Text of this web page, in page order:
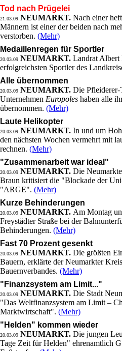
Tod nach Prügelei
21.03.09 NEUMARKT. Nach einer
Männern ist einer der beiden nach
verstorben. (Mehr)
Medaillenregen für Sportler
20.03.09 NEUMARKT. Landrat Albert
erfolgreichsten Sportler des
Alle übernommen
20.03.09 NEUMARKT. Die Pfleiderer-
Unternehmen Europoles haben alle
übernommen. (Mehr)
Laute Helikopter
20.03.09 NEUMARKT. In und um
den nächsten Wochen vermehrt mit
rechnen. (Mehr)
"Zusammenarbeit war ideal"
20.03.09 NEUMARKT. Die
Braun kritisiert die "Blockade der
"ARGE". (Mehr)
Kurze Behinderungen
20.03.09 NEUMARKT. Am Montag
Freystädter Straße bei der
Behinderungen. (Mehr)
Fast 70 Prozent gesenkt
20.03.09 NEUMARKT. Die größten
Bauern, erklärte der Neumarkter
Bauernverbandes. (Mehr)
"Finanzsystem am Limit..."
20.03.09 NEUMARKT. Die Stadt
"Das Weltfinanzsystem am Limit –
Marktwirtschaft". (Mehr)
"Helden" kommen wieder
20.03.09 NEUMARKT. Die jungen
Tage Zeit für Helden" ehrenamtlich